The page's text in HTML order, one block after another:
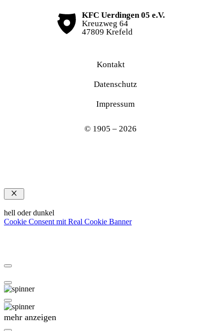
KFC Uerdingen 05 e.V.
Kreuzweg 64
47809 Krefeld
Kontakt
Datenschutz
Impressum
© 1905 – 2026
Schließen
hell oder dunkel
Cookie Consent mit Real Cookie Banner
mehr anzeigen